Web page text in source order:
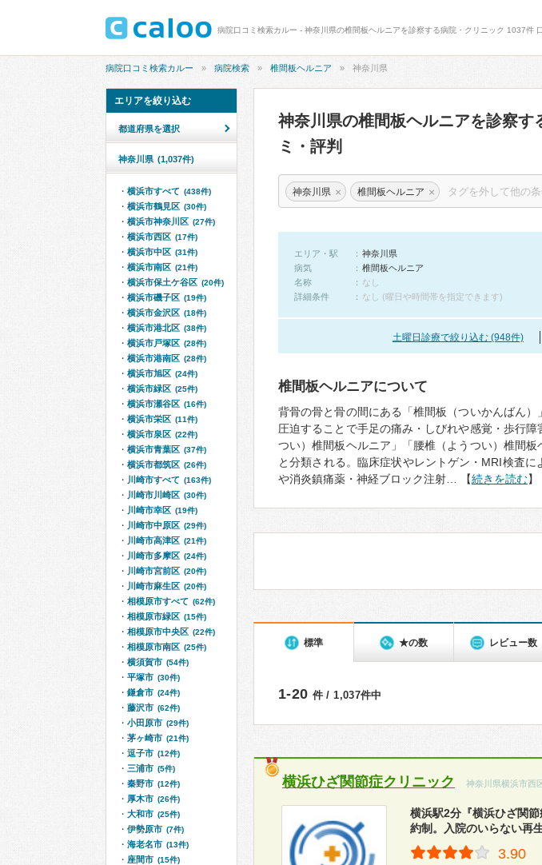
病院口コミ検索カルー - 神奈川県の椎間板ヘルニアを診察する病院・クリニック 1037件
病院口コミ検索カルー 病院検索 椎間板ヘルニア 神奈川県
神奈川県の椎間板ヘルニアを診察す
ミ・評判
神奈川県 × 椎間板ヘルニア ×
エリア・駅
神奈川県
病気
椎間板ヘルニア
名称
なし
詳細条件
なし (曜日や時間帯を指定できます)
土曜日診療で絞り込む (948件)
椎間板ヘルニアについて
背骨の骨と骨の間にある「椎間板（ついかんばん
圧迫することで手足の痛み・しびれや感覚・歩行
つい）椎間板ヘルニア」「腰椎（ようつい）椎間
と分類される。臨床症状やレントゲン・MRI検査
や消炎鎮痛薬・神経ブロック注射… 【続きを読む】
標準 ★の数 レビュー数
1-20 件 / 1,037件中
横浜ひざ関節症クリニック 神奈川県横浜市西
横浜駅2分『横浜ひざ関
約制。入院のいらない再生
3.90
エリアを絞り込む
都道府県を選択
神奈川県 (1,037件)
横浜市すべて (438件)
横浜市鶴見区 (30件)
横浜市神奈川区 (27件)
横浜市西区 (17件)
横浜市中区 (31件)
横浜市南区 (21件)
横浜市保土ケ谷区 (20件)
横浜市磯子区 (19件)
横浜市金沢区 (18件)
横浜市港北区 (38件)
横浜市戸塚区 (28件)
横浜市港南区 (28件)
横浜市旭区 (24件)
横浜市緑区 (25件)
横浜市瀬谷区 (16件)
横浜市栄区 (11件)
横浜市泉区 (22件)
横浜市青葉区 (37件)
横浜市都筑区 (26件)
川崎市すべて (163件)
川崎市川崎区 (30件)
川崎市幸区 (19件)
川崎市中原区 (29件)
川崎市高津区 (21件)
川崎市多摩区 (24件)
川崎市宮前区 (20件)
川崎市麻生区 (20件)
相模原市すべて (62件)
相模原市緑区 (15件)
相模原市中央区 (22件)
相模原市南区 (25件)
横須賀市 (54件)
平塚市 (30件)
鎌倉市 (24件)
藤沢市 (62件)
小田原市 (29件)
茅ヶ崎市 (21件)
逗子市 (12件)
三浦市 (5件)
秦野市 (12件)
厚木市 (26件)
大和市 (25件)
伊勢原市 (7件)
海老名市 (13件)
座間市 (15件)